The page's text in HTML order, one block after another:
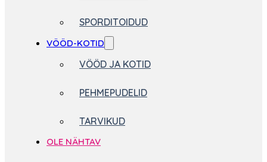
SPORDITOIDUD
VÖÖD-KOTID
VÖÖD JA KOTID
PEHMEPUDELID
TARVIKUD
OLE NÄHTAV